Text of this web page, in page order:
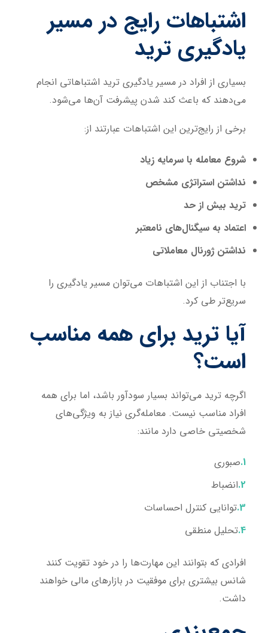
اشتباهات رایج در مسیر
یادگیری ترید
بسیاری از افراد در مسیر یادگیری ترید اشتباهاتی انجام
می‌دهند که باعث کند شدن پیشرفت آن‌ها می‌شود.
برخی از رایج‌ترین این اشتباهات عبارتند از:
شروع معامله با سرمایه زیاد
نداشتن استراتژی مشخص
ترید بیش از حد
اعتماد به سیگنال‌های نامعتبر
نداشتن ژورنال معاملاتی
با اجتناب از این اشتباهات می‌توان مسیر یادگیری را
سریع‌تر طی کرد.
آیا ترید برای همه مناسب
است؟
اگرچه ترید می‌تواند بسیار سودآور باشد، اما برای همه
افراد مناسب نیست. معامله‌گری نیاز به ویژگی‌های
شخصیتی خاصی دارد مانند:
صبوری
انضباط
توانایی کنترل احساسات
تحلیل منطقی
افرادی که بتوانند این مهارت‌ها را در خود تقویت کنند
شانس بیشتری برای موفقیت در بازارهای مالی خواهند
داشت.